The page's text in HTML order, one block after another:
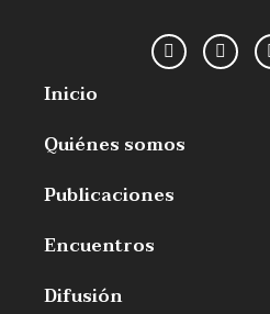
Inicio
Quiénes somos
Publicaciones
Encuentros
Difusión